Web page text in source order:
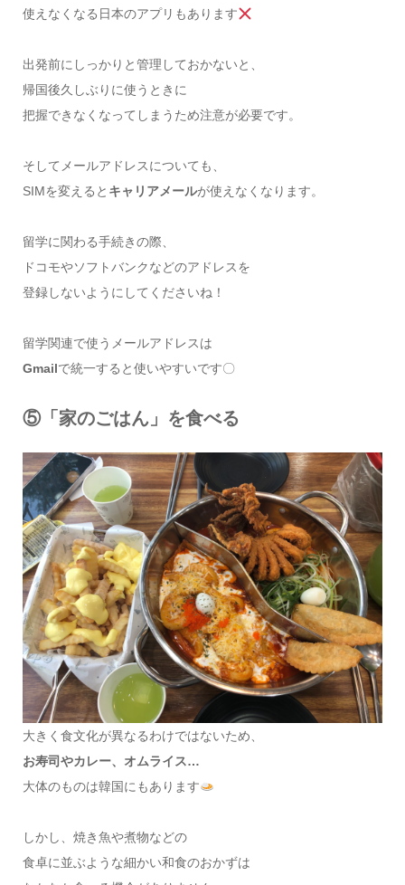
使えなくなる日本のアプリもあります
出発前にしっかりと管理しておかないと、
帰国後久しぶりに使うときに
把握できなくなってしまうため注意が必要です。
そしてメールアドレスについても、
SIMを変えると キャリアメールが使えなくなります。
留学に関わる手続きの際、
ドコモやソフトバンクなどのアドレスを
登録しないようにしてくださいね！
留学関連で使うメールアドレスは
Gmailで統一すると使いやすいです〇
⑤「家のごはん」を食べる
大きく食文化が異なるわけではないため、
お寿司やカレー、オムライス…
大体のものは韓国にもあります
しかし、焼き魚や煮物などの
食卓に並ぶような細かい和食のおかずは